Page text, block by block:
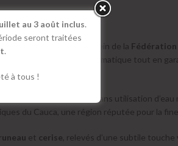
cinq fermes réunies au sein de la Fédération
leur complexité aromatique tout en
, sans utilisation
du Cauca, une région réputée pour la
et cerise , relevés d’une subtile touche
au 3 août inclus.
seront traitées
.
à tous !